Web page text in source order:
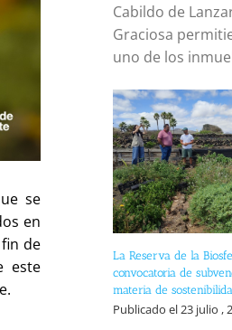
se
en
de
este
Cabildo de
Graciosa
uno de los
La Reserva de la
convocatoria de
materia de
Publicado el 23 julio ,